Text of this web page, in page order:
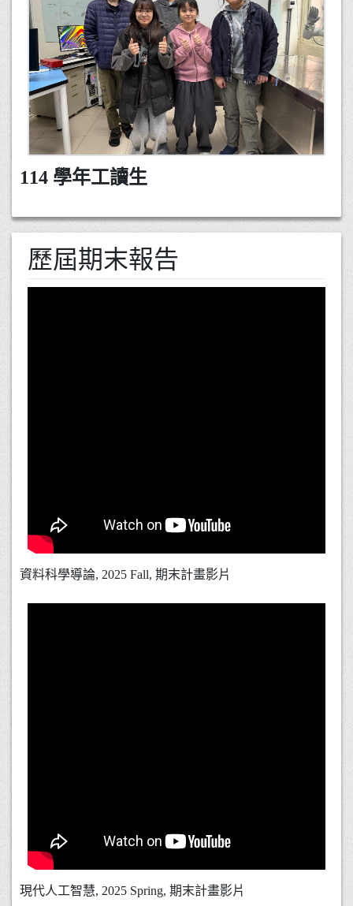
114 學年工讀生
歷屆期末報告
資料科學導論, 2025 Fall, 期末計畫影片
現代人工智慧, 2025 Spring, 期末計畫影片